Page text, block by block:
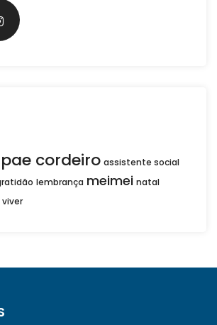
cordeiro assistente social
lembrança meimei natal
viver